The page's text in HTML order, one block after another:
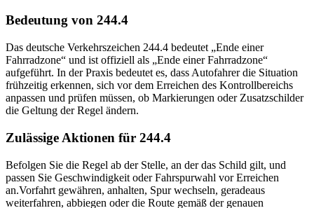
Bedeutung von 244.4
Das deutsche Verkehrszeichen 244.4 bedeutet „Ende einer
Fahrradzone“ und ist offiziell als „Ende einer Fahrradzone“
aufgeführt. In der Praxis bedeutet es, dass Autofahrer die Situation
frühzeitig erkennen, sich vor dem Erreichen des Kontrollbereichs
anpassen und prüfen müssen, ob Markierungen oder Zusatzschilder
die Geltung der Regel ändern.
Zulässige Aktionen für 244.4
Befolgen Sie die Regel ab der Stelle, an der das Schild gilt, und
passen Sie Geschwindigkeit oder Fahrspurwahl vor Erreichen
an.Vorfahrt gewähren, anhalten, Spur wechseln, geradeaus
weiterfahren, abbiegen oder die Route gemäß der genauen